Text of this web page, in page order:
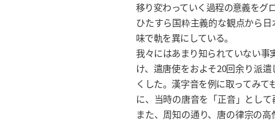
移り変わっていく過程の意義をグ
ひたすら国粋主義的な観点から
味で軌を異にしている。
我々にはあまり知られていない事
け、遣唐使をおよそ20回余り派
くした。漢字音を例に取ってみ
に、当時の唐音を「正音」とし
また、周知の通り、唐の律宗の